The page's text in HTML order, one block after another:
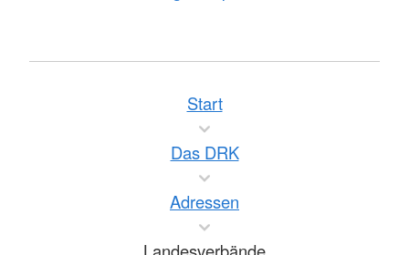
Start
Das DRK
Adressen
Landesverbände